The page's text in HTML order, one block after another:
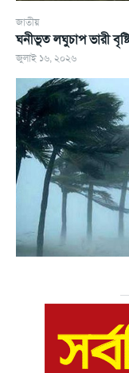
জাতীয়
ঘনীভূত লঘুচাপ ভারী
জুলাই ১৬, ২০২৬
―